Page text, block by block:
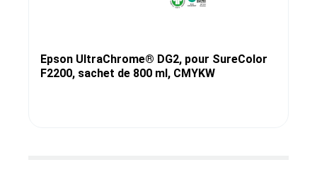
Epson UltraChrome® DG2, pour SureColor
F2200, sachet de 800 ml, CMYKW